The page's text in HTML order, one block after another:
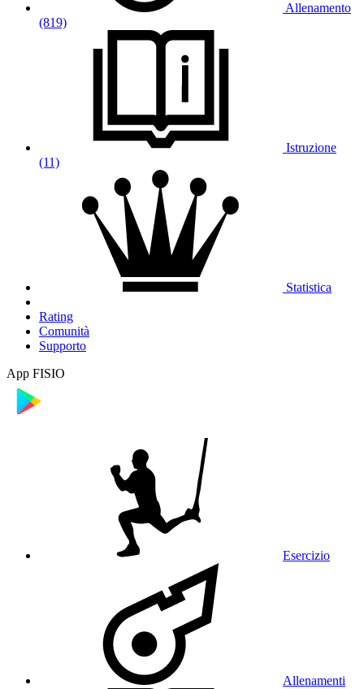
Allenamento
(819)
Istruzione
(11)
Statistica
Rating
Comunità
Supporto
App FISIO
Esercizio
Allenamenti